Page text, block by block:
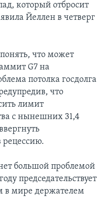
который отбросит
Йеллен в четверг
что может
G7 на
потолка госдолга
что
лимит
с нынешних 31,4
большой проблемой
председательствует
в мире держателем